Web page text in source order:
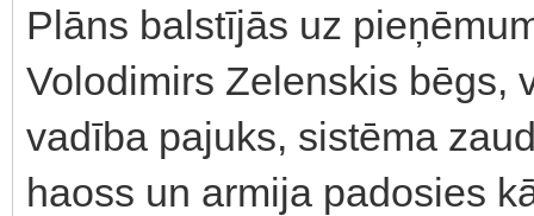
Plāns balstījās uz
Volodimirs Zelenskis bēgs,
vadība pajuks, sistēma
haoss un armija padosies